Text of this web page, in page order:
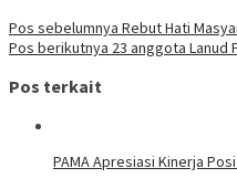
Pos sebelumnya Rebut Hati
Pos berikutnya 23 anggota
Pos terkait
PAMA Apresiasi Kinerja